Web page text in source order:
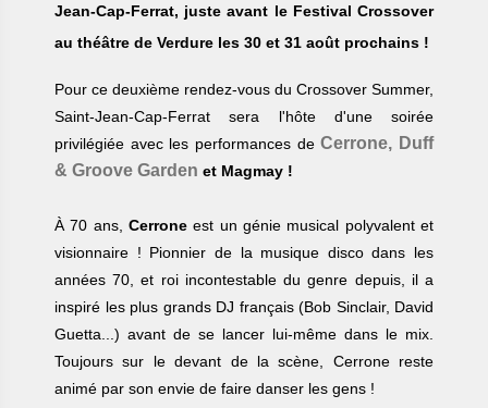
Jean-Cap-Ferrat, juste avant le Festival Crossover
au théâtre de Verdure les 30 et 31 août prochains !
Pour ce deuxième rendez-vous du Crossover Summer,
Saint-Jean-Cap-Ferrat sera l'hôte d'une soirée
privilégiée avec les performances deCerrone, Duff
& Groove Garden et Magmay !
À 70 ans, Cerrone est un génie musical polyvalent et
visionnaire ! Pionnier de la musique disco dans les
années 70, et roi incontestable du genre depuis, il a
inspiré les plus grands DJ français (Bob Sinclair, David
Guetta...) avant de se lancer lui-même dans le mix.
Toujours sur le devant de la scène, Cerrone reste
animé par son envie de faire danser les gens !